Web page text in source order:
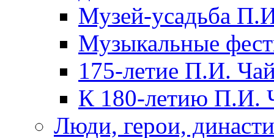
Музей-усадьба
Музыкальные
175-летие П.И.
К 180-летию П.И.
Люди, герои,